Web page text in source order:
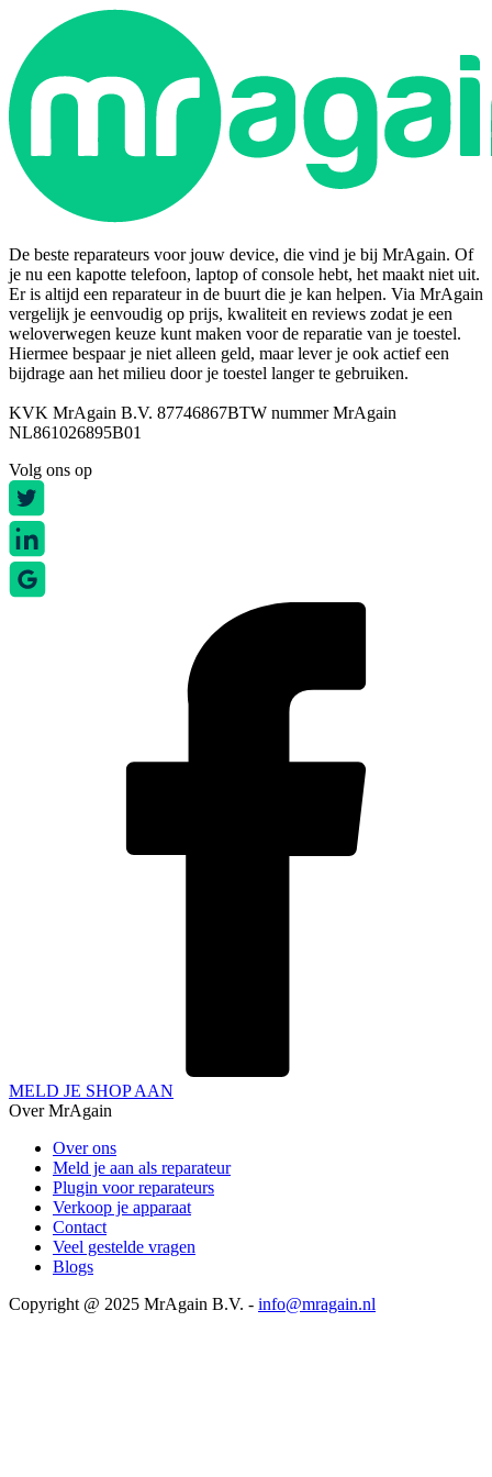
De beste reparateurs voor jouw device, die vind je bij MrAgain. Of
je nu een kapotte telefoon, laptop of console hebt, het maakt niet uit.
Er is altijd een reparateur in de buurt die je kan helpen. Via MrAgain
vergelijk je eenvoudig op prijs, kwaliteit en reviews zodat je een
weloverwegen keuze kunt maken voor de reparatie van je toestel.
Hiermee bespaar je niet alleen geld, maar lever je ook actief een
bijdrage aan het milieu door je toestel langer te gebruiken.
KVK MrAgain B.V. 87746867BTW nummer MrAgain
NL861026895B01
Volg ons op
MELD JE SHOP AAN
Over MrAgain
Over ons
Meld je aan als reparateur
Plugin voor reparateurs
Verkoop je apparaat
Contact
Veel gestelde vragen
Blogs
Copyright @ 2025 MrAgain B.V. - info@mragain.nl